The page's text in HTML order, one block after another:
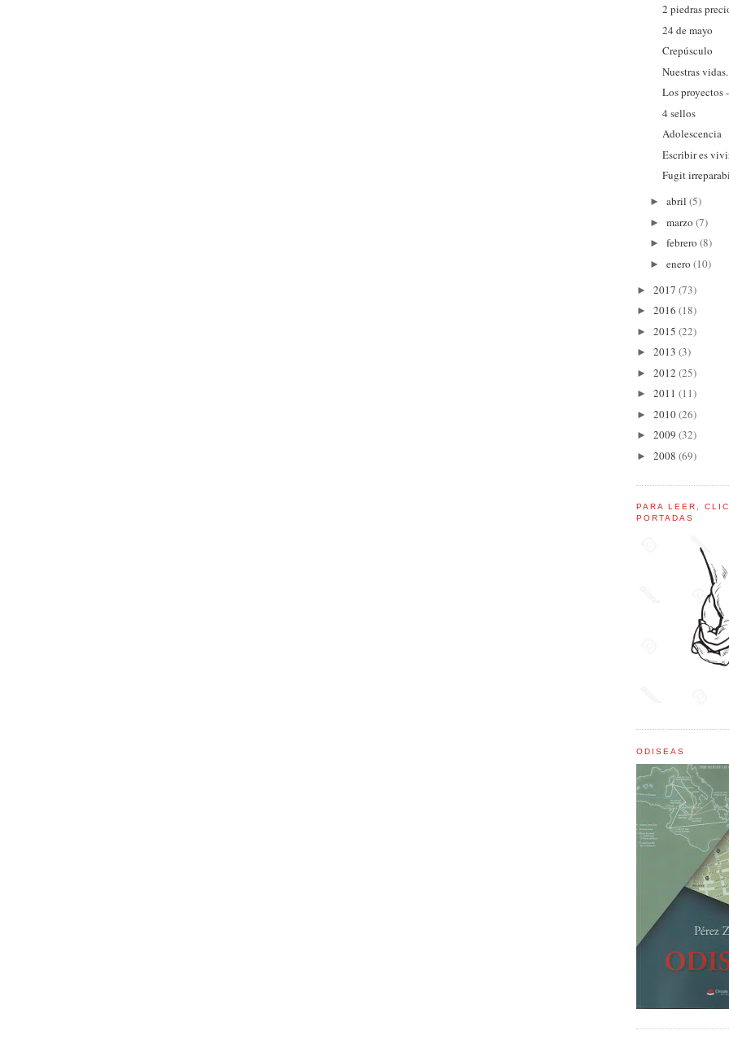
2 piedras
24 de mayo
Crepúsculo
Nuestras
Los proyectos
4 sellos
Adolescencia
Escribir es
Fugit
► abril (5)
► marzo (7)
► febrero (8)
► enero (10)
► 2017 (73)
► 2016 (18)
► 2015 (22)
► 2013 (3)
► 2012 (25)
► 2011 (11)
► 2010(26)
► 2009 (32)
► 2008 (69)
PARA LEER,
PORTADAS
ODISEAS